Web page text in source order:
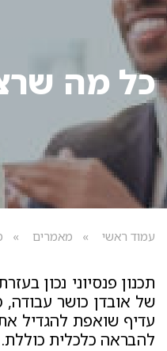
כל מה
עמוד ראשי מאמרים
תכנון פנסיוני נכון
של אובדן כושר עבודה,
עדיף שואפת להגדיל
להבראה כלכלית כוללת.